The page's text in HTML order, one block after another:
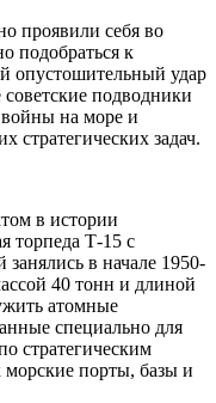
проявили себя во
подобраться к
опустошительный удар
подводники
на море и
стратегических задач.
в истории
торпеда Т-15 с
в начале 1950-
40 тонн и длиной
атомные
специально для
стратегическим
порты, базы и